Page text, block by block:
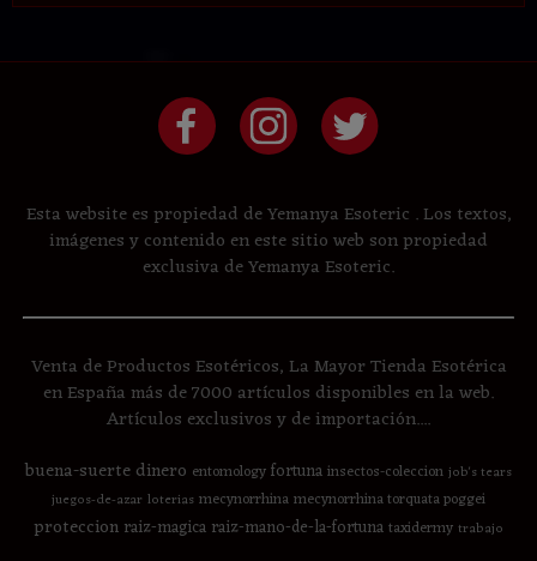
Esta website es propiedad de Yemanya Esoteric . Los textos,
imágenes y contenido en este sitio web son propiedad
exclusiva de Yemanya Esoteric.
Venta de Productos Esotéricos, La Mayor Tienda Esotérica
en España más de 7000 artículos disponibles en la web.
Artículos exclusivos y de importación....
buena-suertedinero entomologyfortunainsectos-coleccion job's tears
juegos-de-azar loterias mecynorrhinamecynorrhina torquata poggei
proteccion raiz-magica raiz-mano-de-la-fortunataxidermy trabajo